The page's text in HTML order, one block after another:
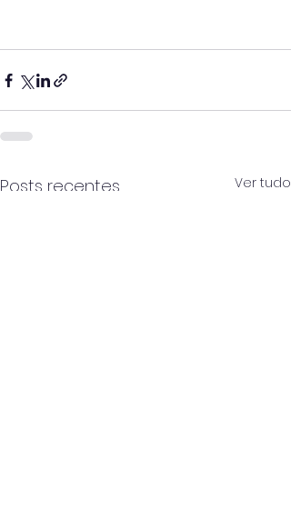
Posts recentes Ver tudo